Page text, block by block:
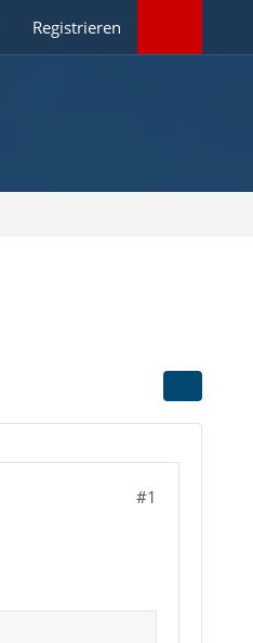
Registrieren
#1